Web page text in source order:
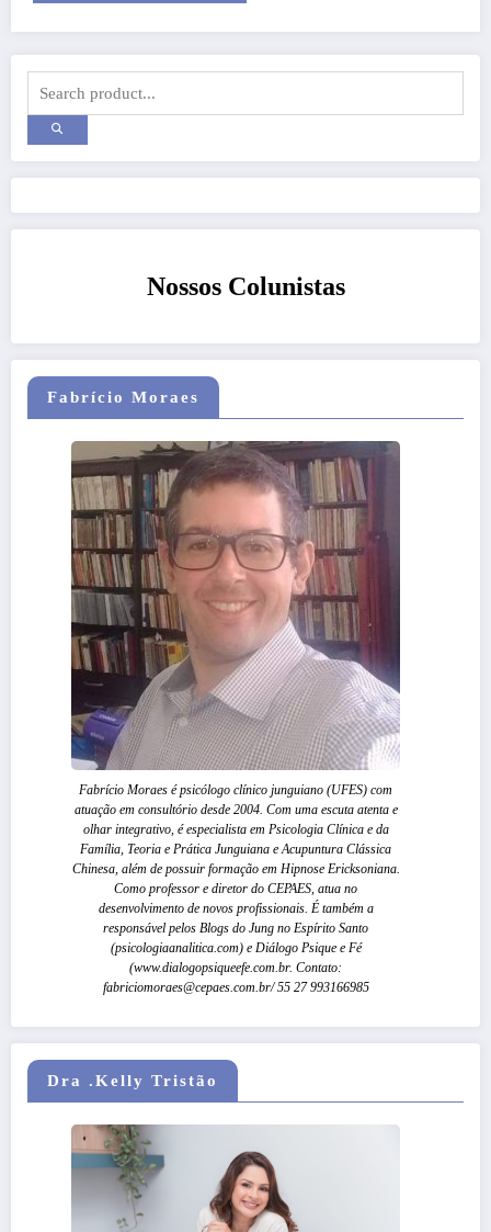
Nossos Colunistas
Fabrício Moraes
Fabrício Moraes é psicólogo clínico junguiano (UFES) com
atuação em consultório desde 2004. Com uma escuta atenta e
olhar integrativo, é especialista em Psicologia Clínica e da
Família, Teoria e Prática Junguiana e Acupuntura Clássica
Chinesa, além de possuir formação em Hipnose Ericksoniana.
Como professor e diretor do CEPAES, atua no
desenvolvimento de novos profissionais. É também a
responsável pelos Blogs do Jung no Espírito Santo
(psicologiaanalitica.com) e Diálogo Psique e Fé
(www.dialogopsiqueefe.com.br. Contato:
fabriciomoraes@cepaes.com.br/ 55 27 993166985
Dra .Kelly Tristão